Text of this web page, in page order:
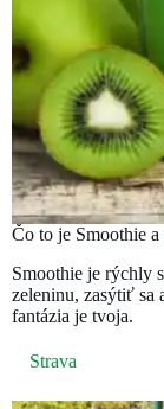
Čo to je Smoothie
Smoothie je rýchly
zeleninu, zasýtiť sa
fantázia je tvoja.
Strava